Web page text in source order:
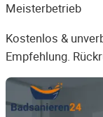
Meisterbetrieb
Kostenlos &
Empfehlung.